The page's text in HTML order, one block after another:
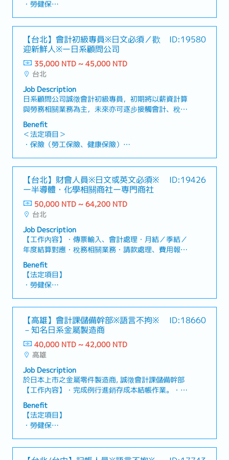
・職工福利委員會
・完整教育訓練／教育訓練補助
・團建活動、員工定期健檢
計師查帳對應・薪資計算、加退勞健保、其他人事相
關・相關代辦 (公司設立、變更登記)・日系企業來台
企業【魅力】・在工作中將有機會透過接觸多元的行
業別國內外客戶，更深入的了解各個不同行業的運作
和挑戰・稅務申報季節之外不太常加班，工作及生活
可獲得平衡！
・勞健保
・各種休假（特別休假、婚假、喪假、生理假、產檢
假、陪產假、產假、育嬰假）
・退休金
【公司福利】
・獎金：至少1個月＋視公司業績分發
・伙食費（含於薪資內，非課税範圍）
・交通費 (實支實付全額補助)
・人事考評：一年1次 (視個人表現可能調薪)
【台北】會計初級專員※日文必須／歡
迎新鮮人※ー日系顧問公司
ID:19580
35,000 NTD ~ 45,000 NTD
台北
Job Description
日系顧問公司誠徵會計初級專員，初期將以薪資計算
與勞務相關業務為主，未來亦可逐步接觸會計、稅務
等專業領域。即使無相關經驗，也能透過完整教育制
度培養專業知識，適合希望長期發展職涯的人才。
【工作內容】・負責客戶薪資計算業務・勞務相關業
務及各項申請支援・會計資料輸入、文件製作與帳務
管理・日文郵件對應及客戶應對支援・與公司內部成
會計、稅務相關業務・其他主管交辦事項
Benefit
＜法定項目＞
・保險（勞工保險、健康保險）
・各類休假（特休、婚喪假、生理假、產假、產檢
假、陪產假、育嬰假）
・退休金制度
＜公司福利＞
・年終獎金：約1～4個月（依公司業績與個人表現調
整）
・每年兩次調薪機會
・餐費補助
・迎新會／午餐聚餐
・遠端工作制度（通過試用期後）
【台北】財會人員※日文或英文必須※
ー半導體・化學相關商社ー専門商社
ID:19426
50,000 NTD ~ 64,200 NTD
台北
Job Description
【工作內容】・傳票輸入、會計處理・月結／季結／
年度結算對應・稅務相關業務・請款處理、費用報銷
對應・對應內部部門的會計諮詢・未來可承接團隊管
理工作【魅力】・可活用實務經驗，朝管理職候補發
展・薪資待遇與福利條件具吸引力・兼顧工作生活平
衡與職涯成長・在穩定事業基礎下適合長期發展【公
司簡介】・經營電子材料、化學品、生活相關素材的
業提供原材料及相關商材【產品／服務內容】・電子
材料相關商材・化學品、機能性原料・食品、健康照
護相關素材・各類原材料的進出口與銷售
Benefit
【法定項目】
・勞健保
・各種休假（特別休假、婚假、喪假、生理假、產檢
假、陪產假、產假、育嬰假）
・退休金
【企業福利制度】
・年終獎金：2個月（分別在6月、12月支付）
・有業績獎金（去年平均約5個月，依業績而定）
・午餐津貼：NT2,400／月
・各種保險完備
本）
・每週可申請1天居家辦公
【高雄】會計課儲備幹部※語言不拘※
－知名日系金屬製造商
ID:18660
40,000 NTD ~ 42,000 NTD
高雄
Job Description
於日本上市之金屬零件製造商, 誠徵會計課儲備幹部
【工作內容】・完成例行進銷存成本結帳作業。・審
核廠商貨款或費用等應付款項帳務。・每月協助編製
財務報表，並針對異常項目進行分析檢討。・協助優
化管理流程、處理異常事項追蹤、跨部門溝通其他一
般會計帳務。・配合會計師事務所年度財稅簽核報告
查帳作業。・盤點作業、成本相關處理及異常排
Benefit
【法定項目】
・勞健保
假、陪產假、產假、育嬰假）
・退休金